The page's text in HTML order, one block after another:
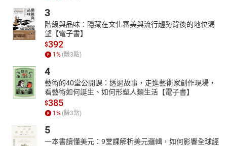
3
階級與品味：隱藏在文化審美與流行趨勢背後的地位渴
望【電子書】
$392
1 % (賺3點)
4
藝術的40堂公開課：透過故事，走進藝術家創作現場，
看藝術如何誕生、如何形塑人類生活【電子書】
$385
1 % (賺3點)
5
一本書讀懂美元：9堂課解析美元邏輯，如何影響全球經